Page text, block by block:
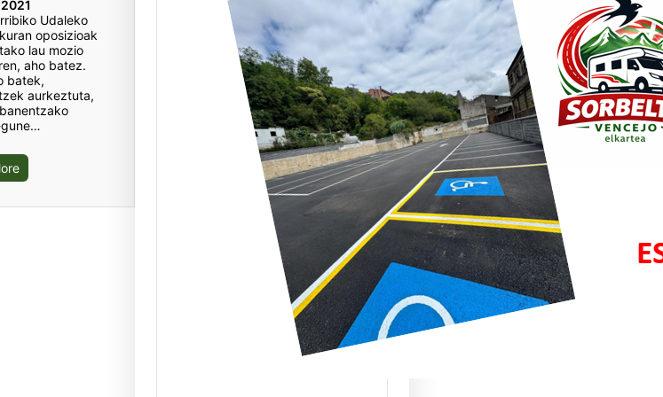
Udaleko
oposizioak
lau mozio
aho batez.
batek,
aurkeztuta,
Elgoibar y
Abaltzisketa:
nuevos puntos de
servicios para ACs
Durante este mes de
Julio, estrenamos dos
nuevas ubicaciones…